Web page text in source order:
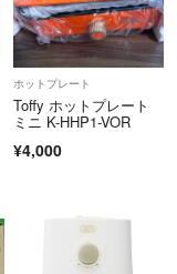
ホットプレート
Toffy ホットプレート
ミニ K-HHP1-VOR
¥4,000